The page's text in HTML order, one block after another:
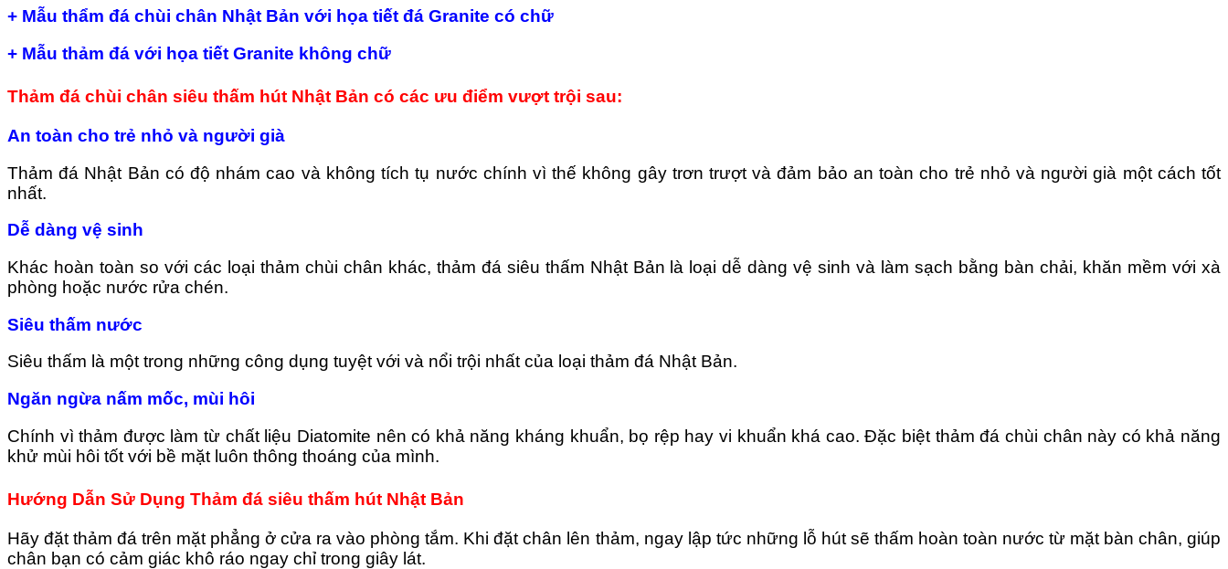
+ Mẫu thẩm đá chùi chân Nhật Bản với họa tiết đá Granite có chữ
+ Mẫu thảm đá với họa tiết Granite không chữ
Thảm đá chùi chân siêu thấm hút Nhật Bản có các ưu điểm vượt trội sau:
An toàn cho trẻ nhỏ và người già
Thảm đá Nhật Bản có độ nhám cao và không tích tụ nước chính vì thế không gây trơn trượt và đảm bảo an toàn cho trẻ nhỏ và người già một cách tốt
nhất.
Dễ dàng vệ sinh
Khác hoàn toàn so với các loại thảm chùi chân khác, thảm đá siêu thấm Nhật Bản là loại dễ dàng vệ sinh và làm sạch bằng bàn chải, khăn mềm với xà
phòng hoặc nước rửa chén.
Siêu thấm nước
Siêu thấm là một trong những công dụng tuyệt với và nổi trội nhất của loại thảm đá Nhật Bản.
Ngăn ngừa nấm mốc, mùi hôi
Chính vì thảm được làm từ chất liệu Diatomite nên có khả năng kháng khuẩn, bọ rệp hay vi khuẩn khá cao. Đặc biệt thảm đá chùi chân này có khả năng
khử mùi hôi tốt với bề mặt luôn thông thoáng của mình.
Hướng Dẫn Sử Dụng Thảm đá siêu thấm hút Nhật Bản
Hãy đặt thảm đá trên mặt phẳng ở cửa ra vào phòng tắm. Khi đặt chân lên thảm, ngay lập tức những lỗ hút sẽ thấm hoàn toàn nước từ mặt bàn chân, giúp
chân bạn có cảm giác khô ráo ngay chỉ trong giây lát.